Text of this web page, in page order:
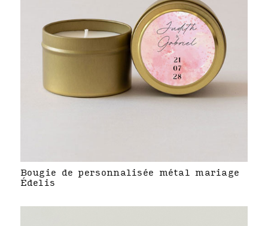
Bougie de personnalisée métal mariage
Édelis